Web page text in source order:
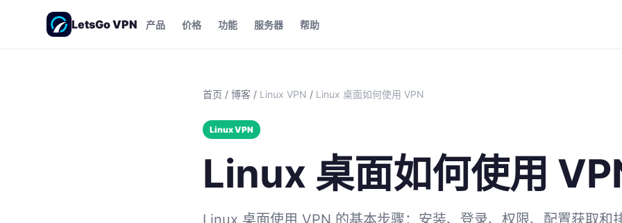
LetsGo VPN 产品 价格 功能 服务器 帮助
首页 / 博客 / Linux VPN / Linux 桌面如何使用 VPN
Linux VPN
Linux 桌面如何使用
Linux 桌面使用 VPN 的基本步骤：安装、登录、权限、配置获取和